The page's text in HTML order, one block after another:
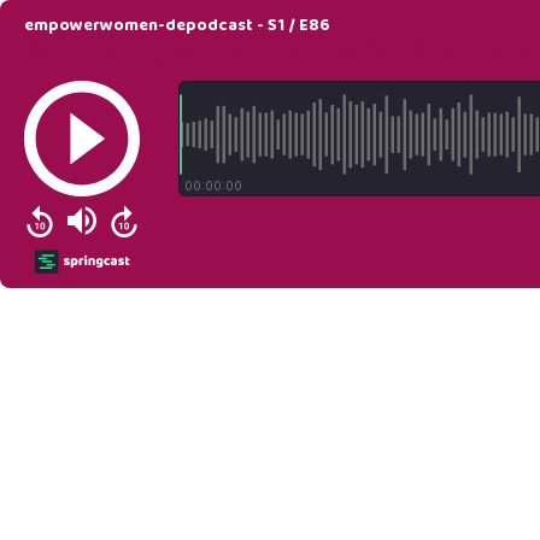
empowerwomen-depodcast - S1 / E86
Springcast Logo
00:00:00